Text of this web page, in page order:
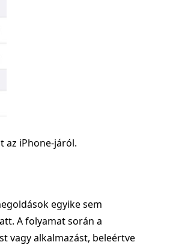
az iPhone-járól.
egyike sem
A folyamat során a
vagy alkalmazást, beleértve